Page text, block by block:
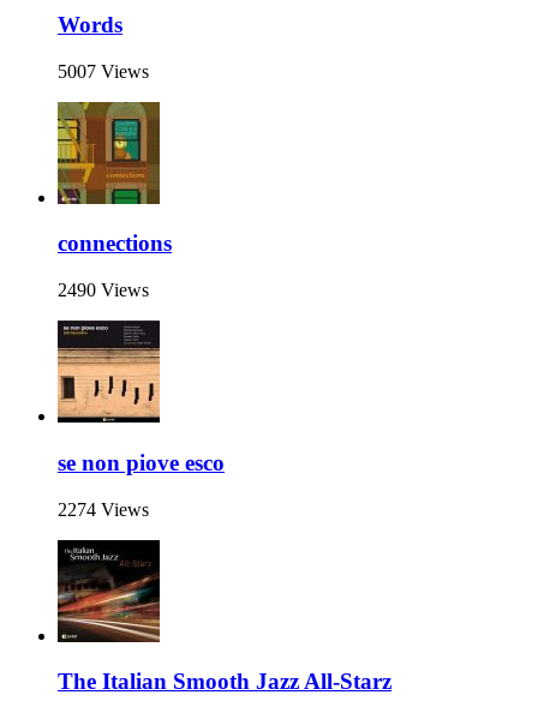
Words
5007 Views
connections
2490 Views
se non piove esco
2274 Views
The Italian Smooth Jazz All-Starz